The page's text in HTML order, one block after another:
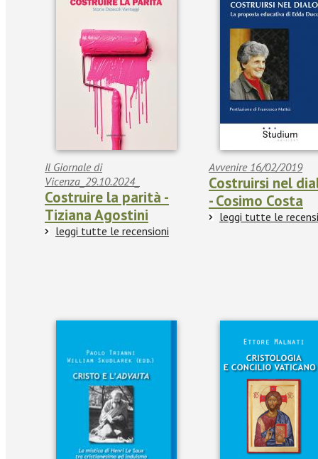
Il Giornale di
Vicenza_29.10.2024_
Costruire la parità -
Tiziana Agostini
leggi tutte le recensioni
Avvenire 16/02/2019
Costruirsi nel
- Cosimo Costa
leggi tutte le